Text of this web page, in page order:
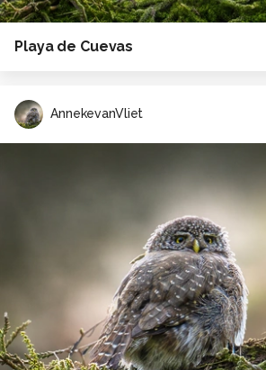
Playa de Cuevas
AnnekevanVliet